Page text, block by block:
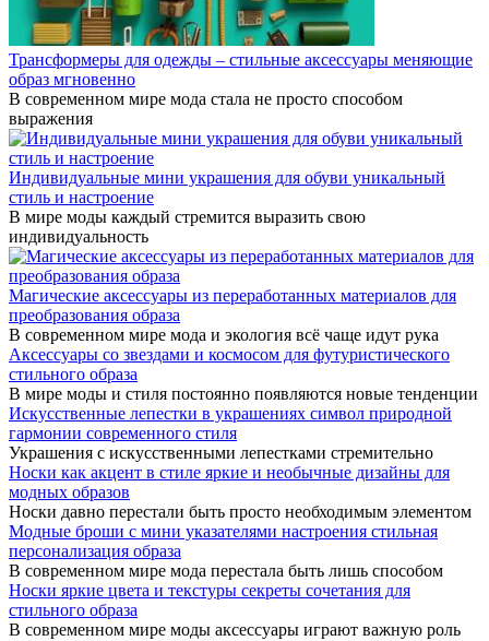
Трансформеры для одежды – стильные аксессуары меняющие
образ мгновенно
В современном мире мода стала не просто способом
выражения
Индивидуальные мини украшения для обуви уникальный
стиль и настроение
В мире моды каждый стремится выразить свою
индивидуальность
Магические аксессуары из переработанных материалов для
преобразования образа
В современном мире мода и экология всё чаще идут рука
Аксессуары со звездами и космосом для футуристического
стильного образа
В мире моды и стиля постоянно появляются новые тенденции
Искусственные лепестки в украшениях символ природной
гармонии современного стиля
Украшения с искусственными лепестками стремительно
Носки как акцент в стиле яркие и необычные дизайны для
модных образов
Носки давно перестали быть просто необходимым элементом
Модные броши с мини указателями настроения стильная
персонализация образа
В современном мире мода перестала быть лишь способом
Носки яркие цвета и текстуры секреты сочетания для
стильного образа
В современном мире моды аксессуары играют важную роль